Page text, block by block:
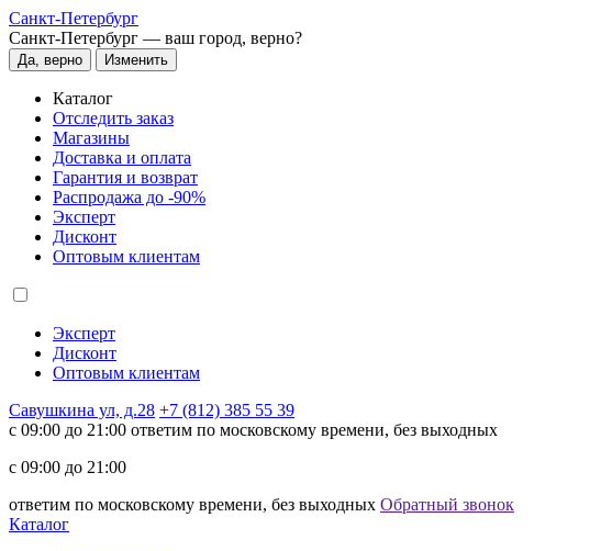
Санкт-Петербург
Санкт-Петербург — ваш город, верно?
Да, верно Изменить
Каталог
Отследить заказ
Магазины
Доставка и оплата
Гарантия и возврат
Распродажа до -90%
Эксперт
Дисконт
Оптовым клиентам
Эксперт
Дисконт
Оптовым клиентам
Савушкина ул, д.28 +7 (812) 385 55 39
c 09:00 до 21:00 ответим по московскому времени, без выходных
c 09:00 до 21:00
ответим по московскому времени, без выходных Обратный звонок
Каталог